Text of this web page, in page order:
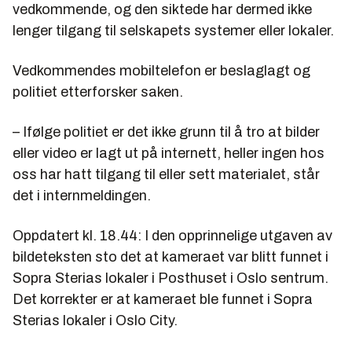
vedkommende, og den siktede har dermed ikke
lenger tilgang til selskapets systemer eller lokaler.
Vedkommendes mobiltelefon er beslaglagt og
politiet etterforsker saken.
– Ifølge politiet er det ikke grunn til å tro at bilder
eller video er lagt ut på internett, heller ingen hos
oss har hatt tilgang til eller sett materialet, står
det i internmeldingen.
Oppdatert kl. 18.44: I den opprinnelige utgaven av
bildeteksten sto det at kameraet var blitt funnet i
Sopra Sterias lokaler i Posthuset i Oslo sentrum.
Det korrekter er at kameraet ble funnet i Sopra
Sterias lokaler i Oslo City.